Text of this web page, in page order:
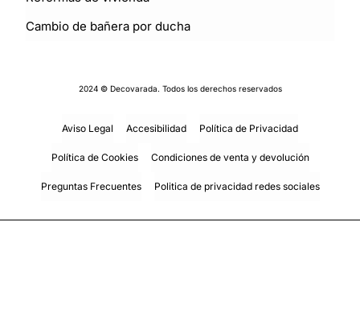
Cambio de bañera por ducha
Aviso Legal Accesibilidad Política de Privacidad
Política de Cookies Condiciones de venta y devolución
Preguntas Frecuentes Politica de privacidad redes sociales
2024 © Decovarada. Todos los derechos reservados